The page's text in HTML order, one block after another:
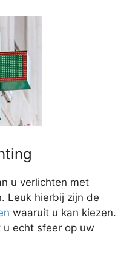
u verlichten met
Leuk hierbij zijn de
waaruit u kan kiezen.
echt sfeer op uw